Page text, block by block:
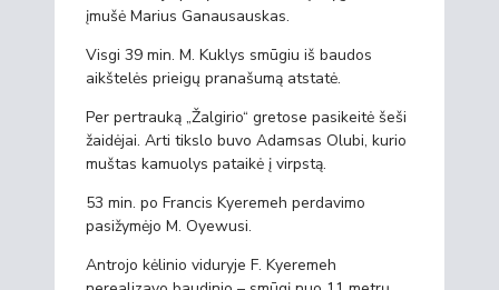
įmušė Marius Ganausauskas.
Visgi 39 min. M. Kuklys smūgiu iš baudos
aikštelės prieigų pranašumą atstatė.
Per pertrauką „Žalgirio“ gretose pasikeitė šeši
žaidėjai. Arti tikslo buvo Adamsas Olubi, kurio
muštas kamuolys pataikė į virpstą.
53 min. po Francis Kyeremeh perdavimo
pasižymėjo M. Oyewusi.
Antrojo kėlinio viduryje F. Kyeremeh